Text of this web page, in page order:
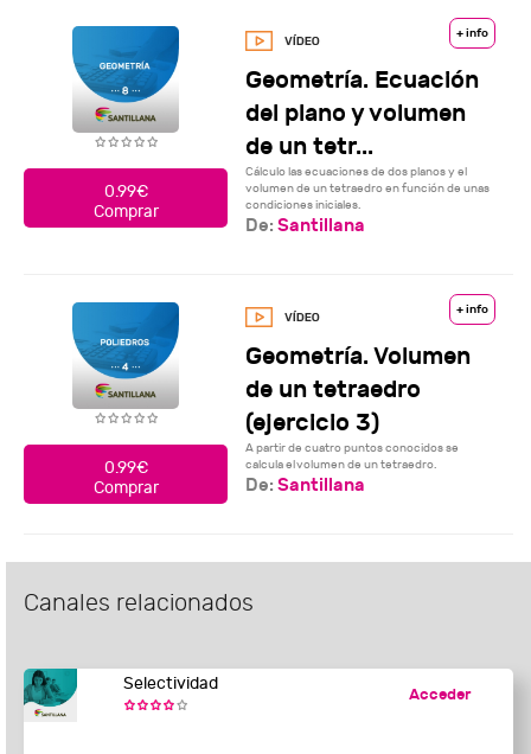
0.99€
Comprar
+ info
Geometría. Ecuación
del plano y volumen
de un tetr...
Cálculo las ecuaciones de dos planos y el
volumen de un tetraedro en función de unas
condiciones iniciales.
De:Santillana
0.99€
Comprar
+ info
Geometría. Volumen
de un tetraedro
(ejercicio 3)
A partir de cuatro puntos conocidos se
calcula el volumen de un tetraedro.
De:Santillana
Canales relacionados
Selectividad
Acceder